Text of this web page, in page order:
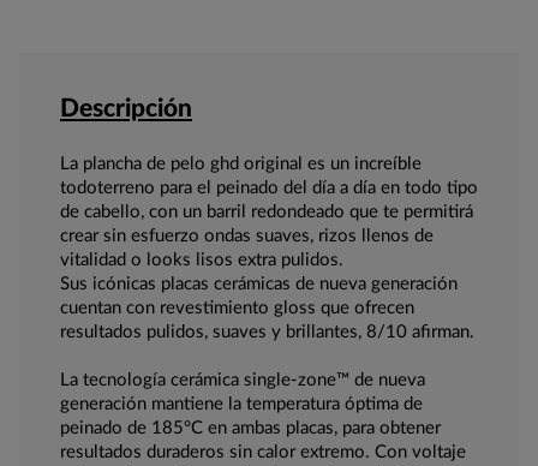
Descripción
La plancha de pelo ghd original es un increíble
todoterreno para el peinado del día a día en todo tipo
de cabello, con un barril redondeado que te permitirá
crear sin esfuerzo ondas suaves, rizos llenos de
vitalidad o looks lisos extra pulidos.
Sus icónicas placas cerámicas de nueva generación
cuentan con revestimiento gloss que ofrecen
resultados pulidos, suaves y brillantes, 8/10 afirman.
La tecnología cerámica single-zone™ de nueva
generación mantiene la temperatura óptima de
peinado de 185°C en ambas placas, para obtener
resultados duraderos sin calor extremo. Con voltaje